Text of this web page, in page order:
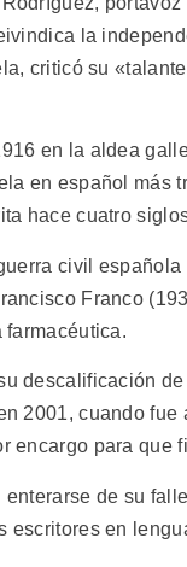
la
criticó su
en la aldea
en español más
hace cuatro
civil
Franco
farmacéutica.
descalificación
2001, cuando
encargo para que
enterarse de su
escritores en